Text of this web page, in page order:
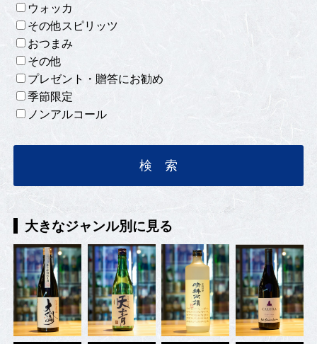
ウォッカ
その他スピリッツ
おつまみ
その他
プレゼント・贈答にお勧め
季節限定
ノンアルコール
大きなジャンル別に見る